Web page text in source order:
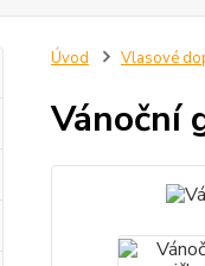
Úvod Vlasové
Vánoční